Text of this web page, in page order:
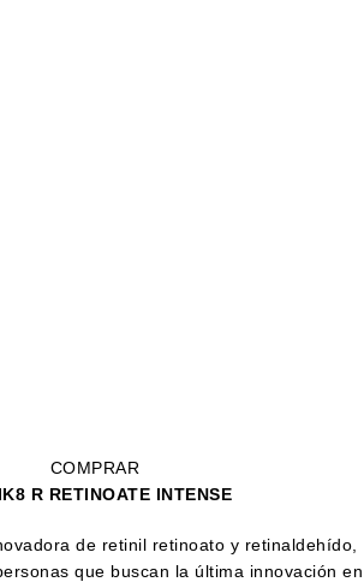
COMPRAR
R RETINOATE INTENSE
de retinil retinoato y retinaldehído,
que buscan la última innovación en